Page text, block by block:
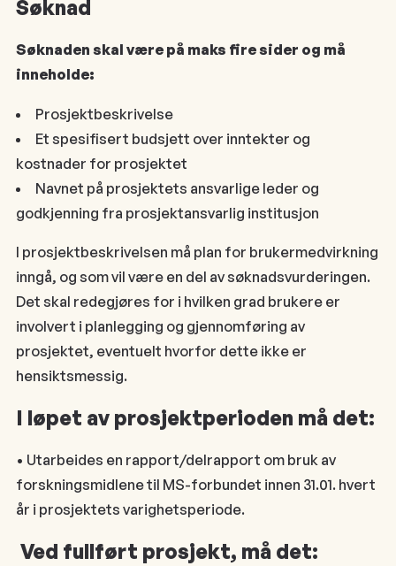
Søknad
Søknaden skal være på maks fire sider og må
inneholde:
Prosjektbeskrivelse
Et spesifisert budsjett over inntekter og
kostnader for prosjektet
Navnet på prosjektets ansvarlige leder og
godkjenning fra prosjektansvarlig institusjon
I prosjektbeskrivelsen må plan for brukermedvirkning
inngå, og som vil være en del av søknadsvurderingen.
Det skal redegjøres for i hvilken grad brukere er
involvert i planlegging og gjennomføring av
prosjektet, eventuelt hvorfor dette ikke er
hensiktsmessig.
I løpet av prosjektperioden må det:
• Utarbeides en rapport/delrapport om bruk av
forskningsmidlene til MS-forbundet innen 31.01. hvert
år i prosjektets varighetsperiode.
Ved fullført prosjekt, må det: